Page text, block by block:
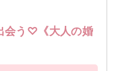
会う♡《大人の婚